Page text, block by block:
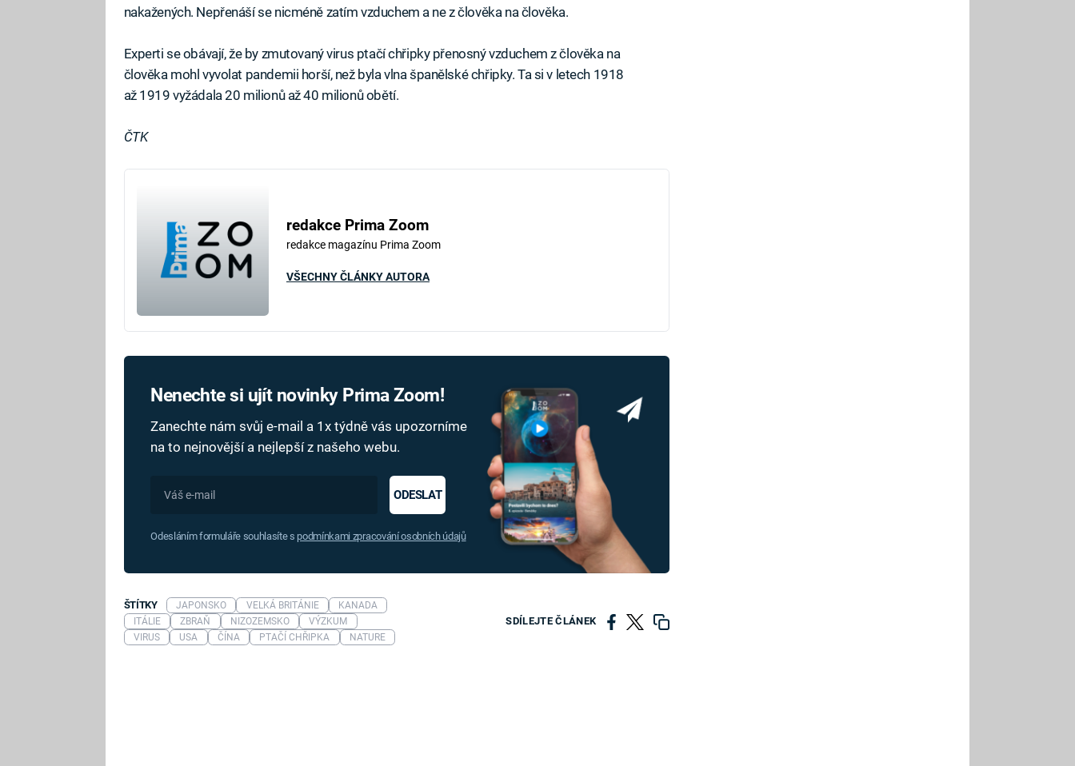
nakažených. Nepřenáší se nicméně zatím vzduchem a ne z člověka na člověka.
Experti se obávají, že by zmutovaný virus ptačí chřipky přenosný vzduchem z člověka na
člověka mohl vyvolat pandemii horší, než byla vlna španělské chřipky. Ta si v letech 1918
až 1919 vyžádala 20 milionů až 40 milionů obětí.
ČTK
redakce Prima Zoom
redakce magazínu Prima Zoom
VŠECHNY ČLÁNKY AUTORA
Nenechte si ujít novinky Prima Zoom!
Zanechte nám svůj e-mail a 1x týdně vás upozorníme
na to nejnovější a nejlepší z našeho webu.
ODESLAT
Odesláním formuláře souhlasíte s podmínkami zpracování osobních údajů
SDÍLEJTE ČLÁNEK
ŠTÍTKY JAPONSKO VELKÁ BRITÁNIE
KANADA
ITÁLIE
ZBRAŇ NIZOZEMSKO
VÝZKUM
VIRUS
USA ČÍNA PTAČÍ CHŘIPKA NATURE